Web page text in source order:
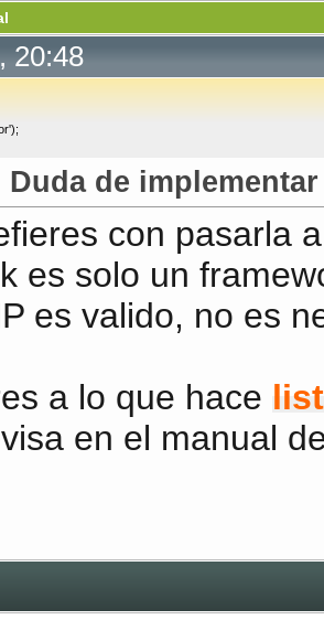
20:48
Duda de
con pasarla
es solo un
es valido, no es
a lo que hace list
en el manual